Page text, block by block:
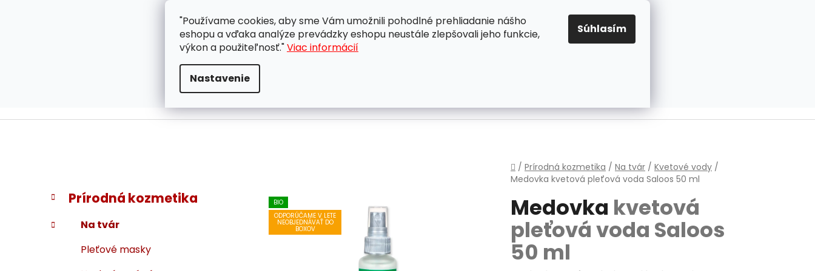
"Používame cookies, aby sme Vám umožnili pohodlné prehliadanie nášho
eshopu a vďaka analýze prevádzky eshopu neustále zlepšovali jeho funkcie,
výkon a použiteľnosť."Viac informácií
Nastavenie
Súhlasím
ZÁKAZNÍCKA PODPORA OBCHODNÉ PODMIENKY OCHRANA OSOBNÝCH ÚDAJOV PRAVIDLÁ PRE COOKIES
EUR
Domov
/ Prírodná kozmetika / Na tvár / Kvetové vody /
Medovka kvetová pleťová voda Saloos 50 ml
B
č
Preskočiť
kategórie
K
a
t
e
Prírodná kozmetika
Na tvár
Pleťové masky
Medovka kvetová
pleťová voda Saloos
50 ml
BIO
ODPORÚČAME V LETE
NEOBJEDNÁVAŤ DO
BOXOV